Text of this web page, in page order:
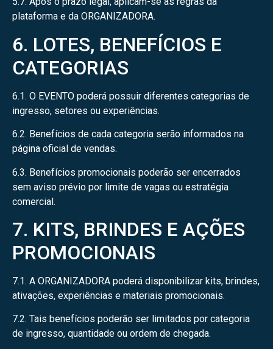
plataforma e da ORGANIZADORA.
6. LOTES, BENEFÍCIOS E
CATEGORIAS
6.1. O EVENTO poderá possuir diferentes categorias de
ingresso, setores ou experiências.
6.2. Benefícios de cada categoria serão informados na
página oficial de vendas.
6.3. Benefícios promocionais poderão ser encerrados
sem aviso prévio por limite de vagas ou estratégia
comercial.
7. KITS, BRINDES E AÇÕES
PROMOCIONAIS
7.1. A ORGANIZADORA poderá disponibilizar kits, brindes,
ativações, experiências e materiais promocionais.
7.2. Tais benefícios poderão ser limitados por categoria
de ingresso, quantidade ou ordem de chegada.